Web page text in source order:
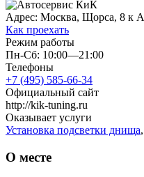
Адрес: Москва, Щорса, 8 к А
Как проехать
Режим работы
Пн-Сб: 10:00—21:00
Телефоны
+7 (495) 585-66-34
Официальный сайт
http://kik-tuning.ru
Оказывает услуги
Установка подсветки днища,
О месте